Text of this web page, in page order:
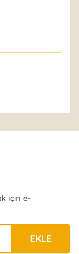
için e-
EKLE